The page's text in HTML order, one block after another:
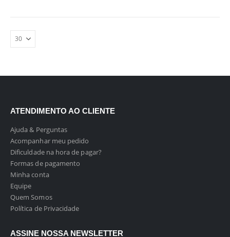
ATENDIMENTO AO CLIENTE
Ajuda & Perguntas
Acompanhar meu pedido
Dificuldade na hora de pagar?
Formas de pagamento
Minha conta
Equipe
Quem Somos
Política de Privacidade
ASSINE NOSSA NEWSLETTER